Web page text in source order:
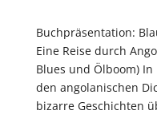
Buchpräsentation:
Eine Reise durch
Blues und Ölboom)
den angolanischen
bizarre Geschichten